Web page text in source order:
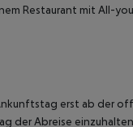
Restaurant mit All-
erst ab der
der Abreise